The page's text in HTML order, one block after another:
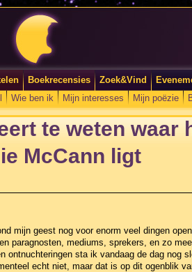
Boekrecensies Zoek&Vind
Wie ben ik Mijn interesses Mijn poëzie
te weten waar
McCann ligt
mijn geest nog voor enorm veel dingen
paragnosten, mediums, sprekers, en zo
ontnuchteringen sta ik vandaag de dag nog
echt niet, maar dat is op dit ogenblik